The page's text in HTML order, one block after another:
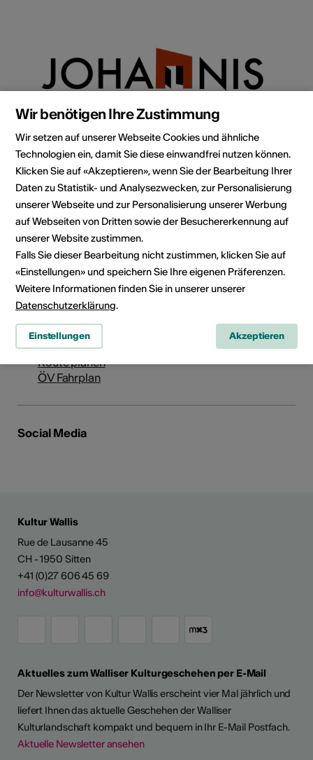
Institution / Organisation
Johannis on Stage
Rue de Collombey 23
1955 St-Pierre-de-Clages
Telefon 0797685866
Reservationen 0797685866
E-Mail
Webseite
Route planen
ÖV Fahrplan
Social Media
Kultur Wallis
Rue de Lausanne 45
CH - 1950 Sitten
+41 (0)27 606 45 69
info@kulturwallis.ch
Aktuelles zum Walliser Kulturgeschehen per E-Mail
Der Newsletter von Kultur Wallis erscheint vier Mal jährlich und
liefert Ihnen das aktuelle Geschehen der Walliser
Kulturlandschaft kompakt und bequem in Ihr E-Mail Postfach.
Aktuelle Newsletter ansehen
Wir benötigen Ihre Zustimmung
Wir setzen auf unserer Webseite Cookies und ähnliche
Technologien ein, damit Sie diese einwandfrei nutzen können.
Klicken Sie auf «Akzeptieren», wenn Sie der Bearbeitung Ihrer
Daten zu Statistik- und Analysezwecken, zur Personalisierung
unserer Webseite und zur Personalisierung unserer Werbung
auf Webseiten von Dritten sowie der Besuchererkennung auf
unserer Website zustimmen.
Falls Sie dieser Bearbeitung nicht zustimmen, klicken Sie auf
«Einstellungen» und speichern Sie Ihre eigenen Präferenzen.
Weitere Informationen finden Sie in unserer unserer
Datenschutzerklärung.
Einstellungen Akzeptieren